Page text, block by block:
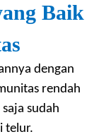
Baik
dengan
rendah
sudah
telur.